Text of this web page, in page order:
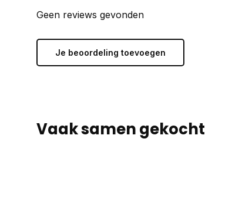
Geen reviews gevonden
Je beoordeling toevoegen
Vaak samen gekocht